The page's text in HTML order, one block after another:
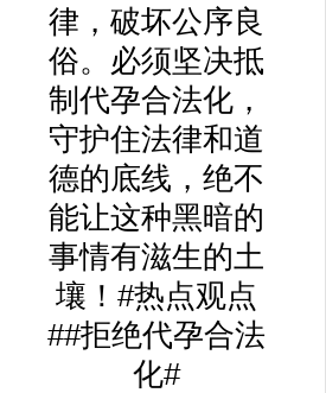
律，破坏公序良
俗。必须坚决抵
制代孕合法化，
守护住法律和道
德的底线，绝不
能让这种黑暗的
事情有滋生的土
壤！#热点观点
##拒绝代孕合法
化#